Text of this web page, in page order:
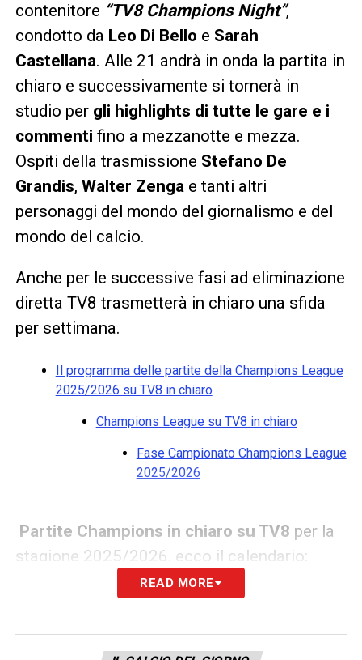
contenitore “TV8 Champions Night”,
condotto da Leo Di Bello e Sarah
Castellana. Alle 21 andrà in onda la partita in
chiaro e successivamente si tornerà in
studio per gli highlights di tutte le gare e i
commenti fino a mezzanotte e mezza.
Ospiti della trasmissione Stefano De
Grandis, Walter Zengae tanti altri
personaggi del mondo del giornalismo e del
mondo del calcio.
Anche per le successive fasi ad eliminazione
diretta TV8 trasmetterà in chiaro una sfida
per settimana.
Il programma delle partite della Champions League
2025/2026 su TV8 in chiaro
Champions League su TV8 in chiaro
Fase Campionato Champions League
2025/2026
Partite Champions in chiaro su TV8 per la
stagione 2025/2026, ecco il calendario:
Champions League su TV8 in chiaro
Fase Campionato Champions League
READ MORE